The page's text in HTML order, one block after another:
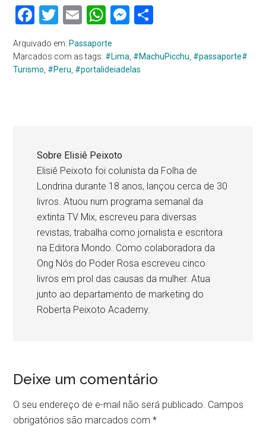
Facebook
Twitter
EmailWhatsApp
Messenger
Arquivado em: Passaporte
Marcados com as tags: #Lima #MachuPicchu #passaporte#
Turismo #Peru #portalideiadelas
Sobre Elisiê Peixoto
Elisiê Peixoto foi colunista da Folha de
Londrina durante 18 anos, lançou cerca de 30
livros. Atuou num programa semanal da
extinta TV Mix, escreveu para diversas
revistas, trabalha como jornalista e escritora
na Editora Mondo. Como colaboradora da
Ong Nós do Poder Rosa escreveu cinco
livros em prol das causas da mulher. Atua
junto ao departamento de marketing do
Roberta Peixoto Academy.
Deixe um comentário
O seu endereço de e-mail não será publicado. Campos
obrigatórios são marcados com*